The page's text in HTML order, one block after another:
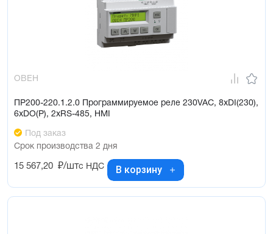
ОВЕН
ПР200-220.1.2.0 Программируемое реле 230VAC, 8xDI(230),
6xDO(Р), 2xRS-485, HMI
Под заказ
Срок производства 2 дня
15 567,20 ₽/штс НДС В корзину